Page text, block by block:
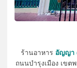
ร้านอาหาร อัญญา
ถนนบำรุงเมือง เขต